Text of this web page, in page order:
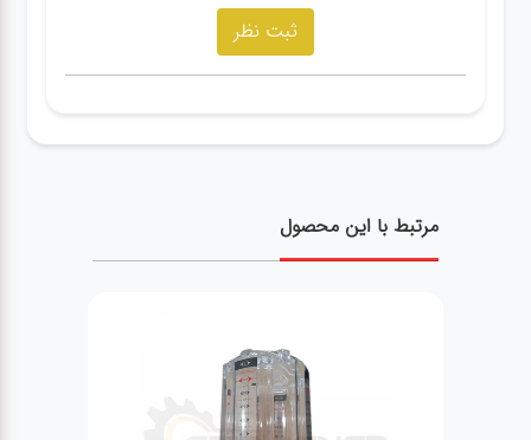
مرتبط با این محصول